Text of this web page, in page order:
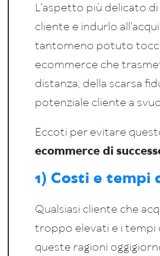
L'aspetto più delicato
cliente e indurlo
tantomeno potuto
ecommerce che
distanza, della scarsa
potenziale cliente a
Eccoti per evitare
ecommerce di
1) Costi e tempi
Qualsiasi cliente che
troppo elevati e i tempi
queste ragioni